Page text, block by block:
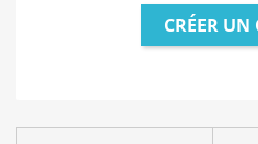
CRÉER UN